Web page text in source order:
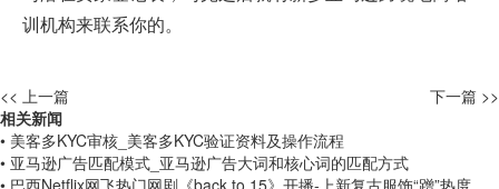
训机构来联系你的。
<< 上一篇
下一篇 >>
相关新闻
• 美客多KYC审核_美客多KYC验证资料及操作流程
• 亚马逊广告匹配模式_亚马逊广告大词和核心词的匹配方式